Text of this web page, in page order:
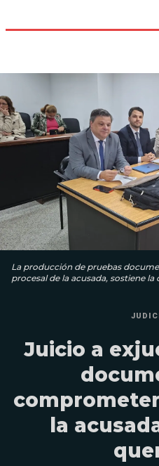
La producción de pruebas
procesal de la acusada, sostiene
Juicio a
la